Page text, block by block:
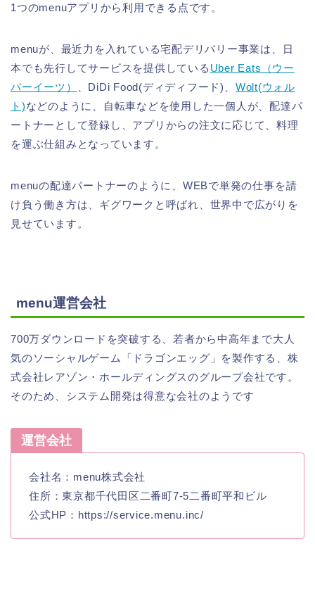
1つのmenuアプリから利用できる点です。
menuが、最近力を入れている宅配デリバリー事業は、日
本でも先行してサービスを提供している Uber Eats（ウー
バーイーツ）
、DiDi Food(ディディフード)、 Wolt(ウォル
ト)などのように、自転車などを使用した一個人が、配達パ
ートナーとして登録し、アプリからの注文に応じて、料理
を運ぶ仕組みとなっています。
menuの配達パートナーのように、WEBで単発の仕事を請
け負う働き方は、ギグワークと呼ばれ、世界中で広がりを
見せています。
menu運営会社
700万ダウンロードを突破する、若者から中高年まで大人
気のソーシャルゲーム「ドラゴンエッグ」を製作する、株
式会社レアゾン・ホールディングスのグループ会社です。
そのため、システム開発は得意な会社のようです
運営会社
会社名：menu株式会社
住所：東京都千代田区二番町7-5二番町平和ビル
公式HP：https://service.menu.inc/